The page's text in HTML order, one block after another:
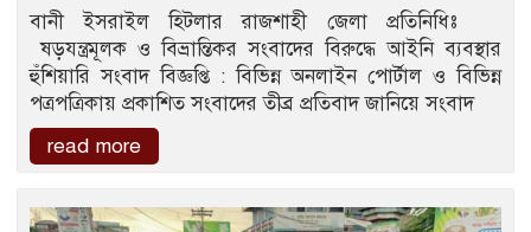
বানী ইসরাইল হিটলার রাজশাহী জেলা প্রতিনিধিঃ
ষড়যন্ত্রমূলক ও বিভ্রান্তিকর সংবাদের বিরুদ্ধে আইনি ব্যবস্থার
হুঁশিয়ারি সংবাদ বিজ্ঞপ্তি : বিভিন্ন অনলাইন পোর্টাল ও বিভিন্ন
পত্রপত্রিকায় প্রকাশিত সংবাদের তীব্র প্রতিবাদ জানিয়ে সংবাদ
read more